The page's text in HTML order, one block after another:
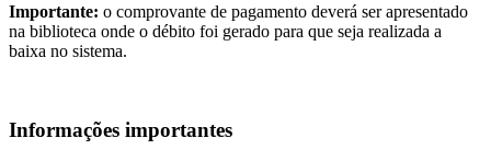
Importante: o comprovante de pagamento deverá ser apresentado
na biblioteca onde o débito foi gerado para que seja realizada a
baixa no sistema.
Informações importantes